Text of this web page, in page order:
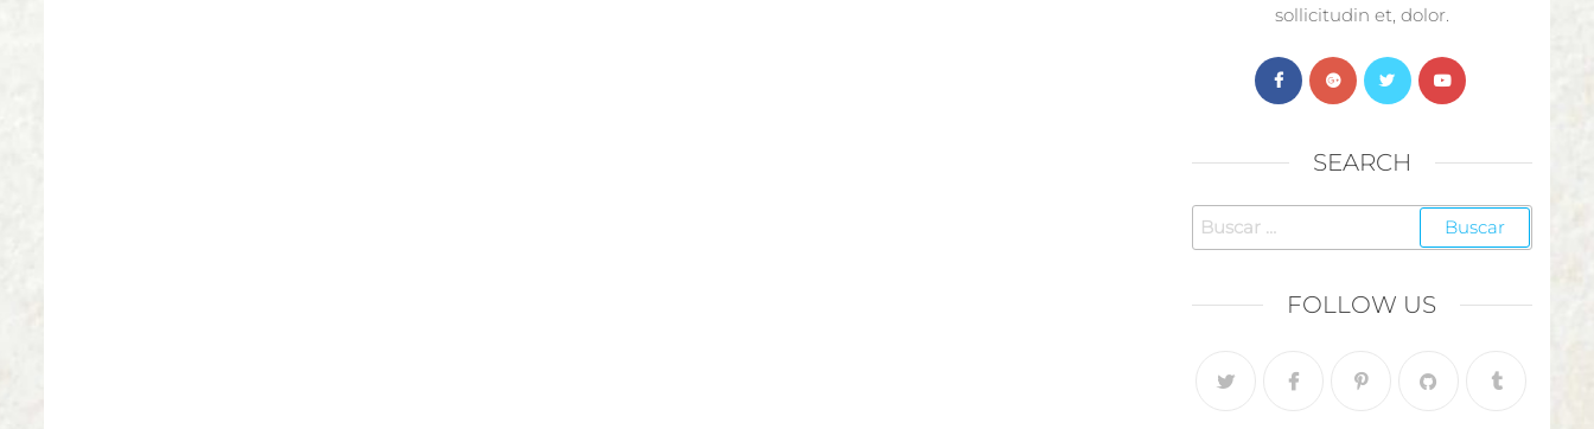
sollicitudin et, dolor.
SEARCH
FOLLOW US